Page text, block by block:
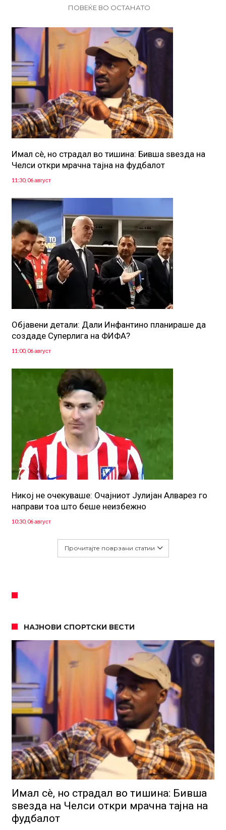
ПОВЕЌЕ ВО ОСТАНАТО
Имал сè, но страдал во тишина: Бивша ѕвезда на
Челси откри мрачна тајна на фудбалот
11:30, 06 август
Објавени детали: Дали Инфантино планираше да
создаде Суперлига на ФИФА?
11:00, 06 август
Никој не очекуваше: Очајниот Јулијан Алварез го
направи тоа што беше неизбежно
10:30, 06 август
Прочитајте поврзани статии
НАЈНОВИ СПОРТСКИ ВЕСТИ
Имал сè, но страдал во тишина: Бивша
ѕвезда на Челси откри мрачна тајна на
фудбалот